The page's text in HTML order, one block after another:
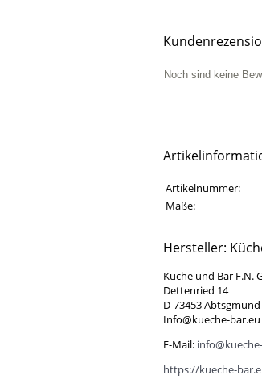
Noch sind keine
Artikelinformationen
Eigenschaft Wert
Artikelnummer:
Maße:
Hersteller:
Küche und Bar F.N.
Dettenried 14
D-73453 Abtsgmünd
Info@kueche-bar.eu
E-Mail:
https://kueche-